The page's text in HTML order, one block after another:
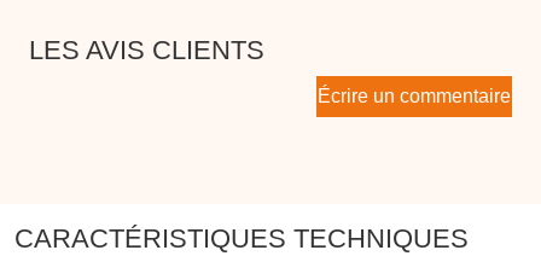
LES AVIS CLIENTS
Écrire un commentaire
CARACTÉRISTIQUES TECHNIQUES